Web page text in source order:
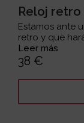
Reloj
Estamos ante
retro y que
Leer más
38 €